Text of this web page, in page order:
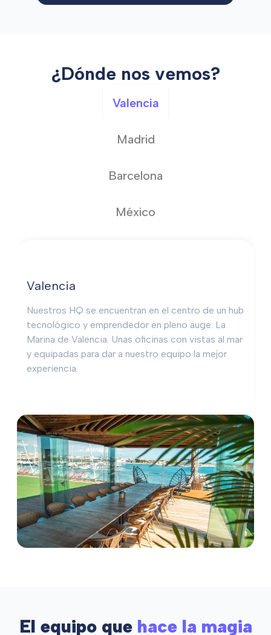
¿Dónde nos vemos?
Valencia
Madrid
Barcelona
México
Valencia
Nuestros HQ se encuentran en el centro de un hub
tecnológico y emprendedor en pleno auge: La
Marina de Valencia. Unas oficinas con vistas al mar
y equipadas para dar a nuestro equipo la mejor
experiencia.
El equipo que hace la magia